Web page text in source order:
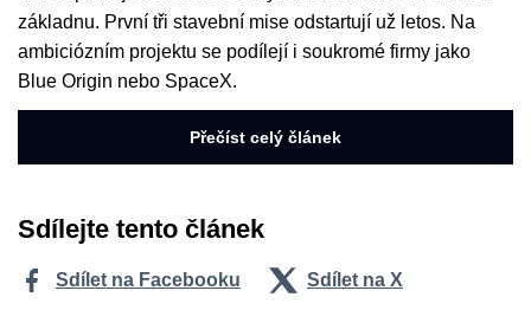
základnu. První tři stavební mise odstartují už letos. Na
ambiciózním projektu se podílejí i soukromé firmy jako
Blue Origin nebo SpaceX.
Přečíst celý článek
Sdílejte tento článek
Sdílet na Facebooku Sdílet na X